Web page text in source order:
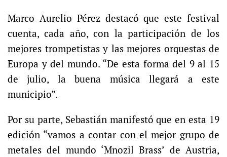
Marco Aurelio Pérez destacó que este festival
cuenta, cada año, con la participación de los
mejores trompetistas y las mejores orquestas de
Europa y del mundo. “De esta forma del 9 al 15
de julio, la buena música llegará a este
municipio”.
Por su parte, Sebastián manifestó que en esta 19
edición “vamos a contar con el mejor grupo de
metales del mundo ‘Mnozil Brass’ de Austria,